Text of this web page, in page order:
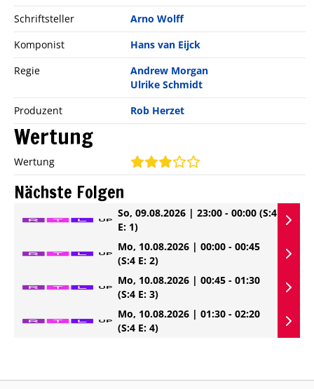
Schriftsteller
Arno Wolff
Komponist
Hans van Eijck
Regie
Andrew Morgan
Ulrike Schmidt
Produzent
Rob Herzet
Wertung
Wertung
Nächste Folgen
So, 09.08.2026 | 23:00 - 00:00 (S:4
E: 1)
Mo, 10.08.2026 | 00:00 - 00:45
(S:4 E: 2)
Mo, 10.08.2026 | 00:45 - 01:30
(S:4 E: 3)
Mo, 10.08.2026 | 01:30 - 02:20
(S:4 E: 4)